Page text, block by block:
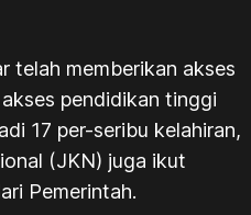
telah memberikan akses
pendidikan tinggi
17 per-seribu kelahiran,
(JKN) juga ikut
Pemerintah.